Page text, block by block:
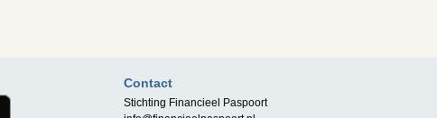
Contact
Stichting Financieel Paspoort